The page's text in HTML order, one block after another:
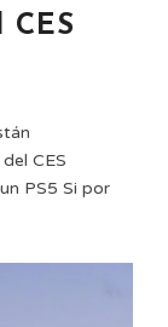
CES
PS5 Si por